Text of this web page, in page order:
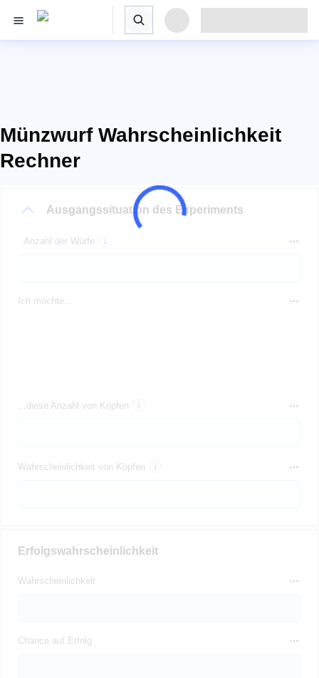
Münzwurf Wahrscheinlichkeit
Rechner
Ausgangssituation des Experiments
Anzahl der Würfe
Ich möchte...
...diese Anzahl von Köpfen
Wahrscheinlichkeit von Köpfen
Erfolgswahrscheinlichkeit
Wahrscheinlichkeit
Chance auf Erfolg